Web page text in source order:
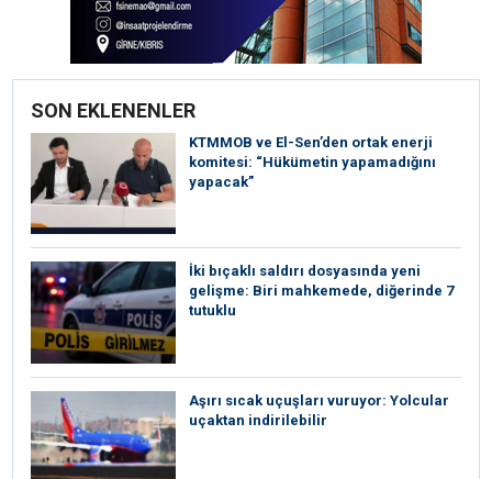
SON EKLENENLER
KTMMOB ve El-Sen’den ortak enerji
komitesi: “Hükümetin yapamadığını
yapacak”
İki bıçaklı saldırı dosyasında yeni
gelişme: Biri mahkemede, diğerinde 7
tutuklu
Aşırı sıcak uçuşları vuruyor: Yolcular
uçaktan indirilebilir